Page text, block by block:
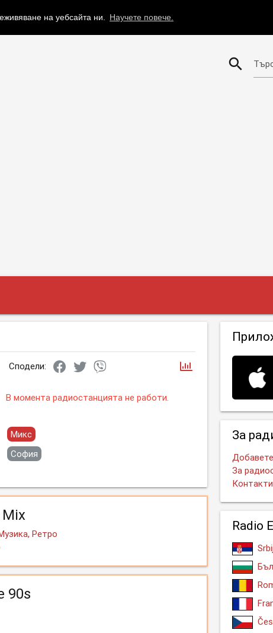
на уебсайта ни. Научете повече.
search
Сподели:
В момента радиостанцията не работи.
Микс
София
Mix
Ретро
90s
За
За
Контакти
Radio